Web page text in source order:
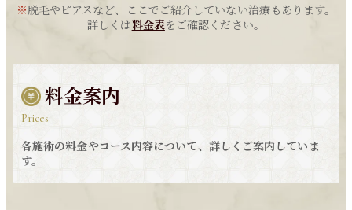
※脱毛やピアスなど、ここでご紹介していない治療もあります。
詳しくは料金表をご確認ください。
料金案内
Prices
各施術の料金やコース内容について、詳しくご案内していま
す。